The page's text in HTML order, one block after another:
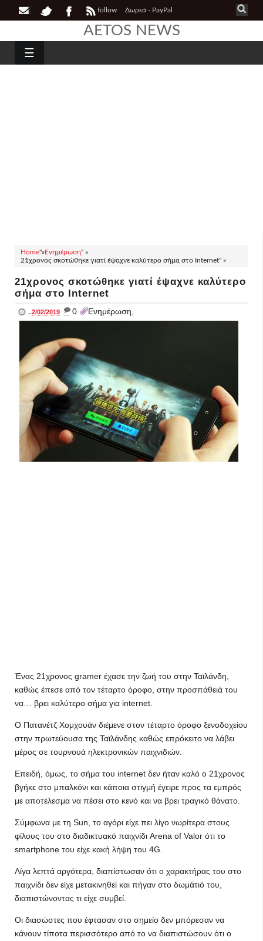
follow Δωρεά - PayPal
AETOS NEWS
☰
Home"»Ενημέρωση" »
21χρονος σκοτώθηκε γιατί έψαχνε καλύτερο σήμα στο Internet" »
21χρονος σκοτώθηκε γιατί έψαχνε καλύτερο
σήμα στο Internet
..2/02/2019 _ 0 Ενημέρωση,
Ένας 21χρονος gramer έχασε την ζωή του στην Ταϊλάνδη,
καθώς έπεσε από τον τέταρτο όροφο, στην προσπάθειά του
να… βρει καλύτερο σήμα για internet.
Ο Πατανέτζ Χομχουάν διέμενε στον τέταρτο όροφο ξενοδοχείου
στην πρωτεύουσα της Ταϊλάνδης καθώς επρόκειτο να λάβει
μέρος σε τουρνουά ηλεκτρονικών παιχνιδιών.
Επειδή, όμως, το σήμα του internet δεν ήταν καλό ο 21χρονος
βγήκε στο μπαλκόνι και κάποια στιγμή έγειρε προς τα εμπρός
με αποτέλεσμα να πέσει στο κενό και να βρει τραγικό θάνατο.
Σύμφωνα με τη Sun, το αγόρι είχε πει λίγο νωρίτερα στους
φίλους του στο διαδικτυακό παιχνίδι Arena of Valor ότι το
smartphone του είχε κακή λήψη του 4G.
Λίγα λεπτά αργότερα, διαπίστωσαν ότι ο χαρακτήρας του στο
παιχνίδι δεν είχε μετακινηθεί και πήγαν στο δωμάτιό του,
διαπιστώνοντας τι είχε συμβεί.
Οι διασώστες που έφτασαν στο σημείο δεν μπόρεσαν να
κάνουν τίποτα περισσότερο από το να διαπιστώσουν ότι ο